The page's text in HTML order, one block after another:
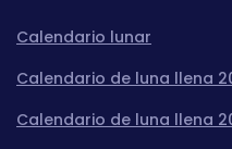
Calendario lunar
Calendario de luna llena
Calendario de luna llena